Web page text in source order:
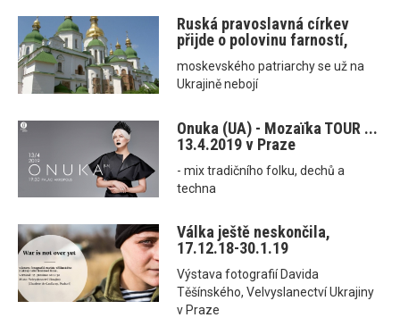
Ruská pravoslavná církev
přijde o polovinu farností,
moskevského patriarchy se už na
Ukrajině nebojí
Onuka (UA) - Mozaїka TOUR ...
13.4.2019 v Praze
- mix tradičního folku, dechů a
techna
Válka ještě neskončila,
17.12.18-30.1.19
Výstava fotografií Davida
Těšínského, Velvyslanectví Ukrajiny
v Praze